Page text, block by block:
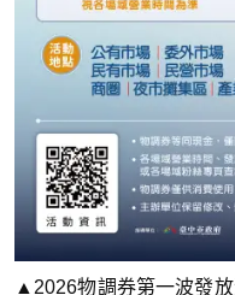
▲2026物調券第一波發